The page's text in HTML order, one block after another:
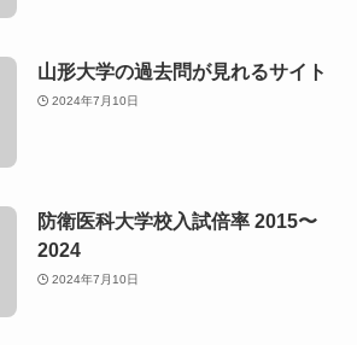
山形大学の過去問が見れるサイト
2024年7月10日
防衛医科大学校入試倍率 2015〜
2024
2024年7月10日